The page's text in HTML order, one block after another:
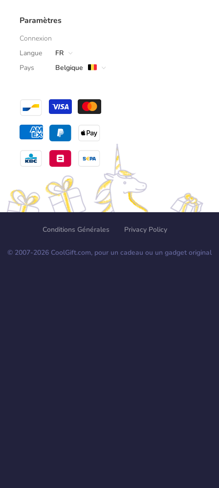
Paramètres
Connexion
Langue
FR
Pays
Belgique
Conditions Générales Privacy Policy
© 2007-2026 CoolGift.com, pour un cadeau ou un gadget original